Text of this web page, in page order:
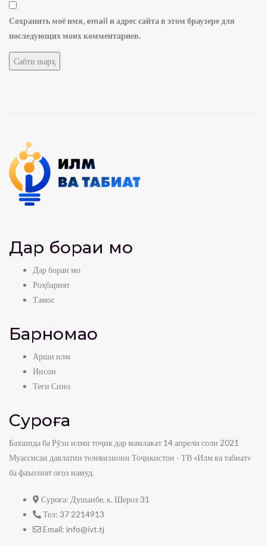
Сохранить моё имя, email и адрес сайта в этом браузере для
последующих моих комментариев.
Дар бораи мо
Дар бораи мо
Роҳбарият
Тамос
Барномаҳо
Арши илм
Инсон
Теғи Сино
Суроға
Бахшида ба Рӯзи илми тоҷик дар мамлакат 14 апрели соли 2021
Муассисаи давлатии телевизиони Тоҷикистон - ТВ «Илм ва табиат»
ба фаъолият оғоз намуд.
Суроға: Душанбе, к. Шероз 31
Тел: 37 2214913
Email: info@ivt.tj